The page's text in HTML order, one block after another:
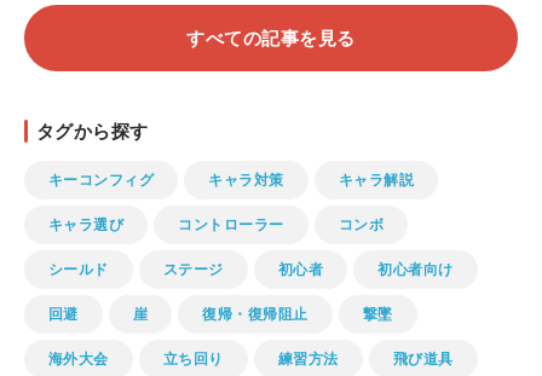
すべての記事を見る
タグから探す
キーコンフィグ キャラ対策 キャラ解説
キャラ選び コントローラー コンボ
シールド ステージ 初心者 初心者向け
回避 崖 復帰・復帰阻止 撃墜
海外大会 立ち回り 練習方法 飛び道具